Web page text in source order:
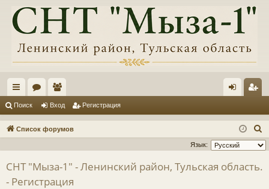
с
ы ум
ол
ьз д ис
тр
Поиск Вход Регистрация
Список форумов
о
Язык:
СНТ "Мыза-1" - Ленинский район, Тульская область.
- Регистрация